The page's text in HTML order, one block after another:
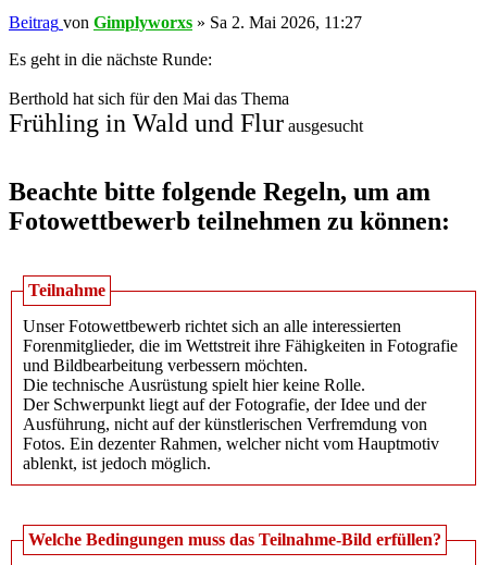
Beitrag von Gimplyworxs » Sa 2. Mai 2026, 11:27
Es geht in die nächste Runde:
Berthold hat sich für den Mai das Thema
Frühling in Wald und Flur ausgesucht
Beachte bitte folgende Regeln, um am
Fotowettbewerb teilnehmen zu können:
Teilnahme
Unser Fotowettbewerb richtet sich an alle interessierten
Forenmitglieder, die im Wettstreit ihre Fähigkeiten in Fotografie
und Bildbearbeitung verbessern möchten.
Die technische Ausrüstung spielt hier keine Rolle.
Der Schwerpunkt liegt auf der Fotografie, der Idee und der
Ausführung, nicht auf der künstlerischen Verfremdung von
Fotos. Ein dezenter Rahmen, welcher nicht vom Hauptmotiv
ablenkt, ist jedoch möglich.
Welche Bedingungen muss das Teilnahme-Bild erfüllen?